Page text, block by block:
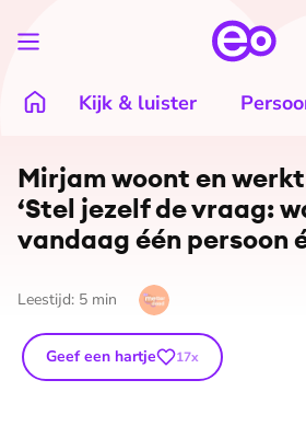
Kijk & luister
Mirjam woont en
‘Stel jezelf de vraag:
vandaag één persoon
Leestijd: 5 min
Geef een hartje 17x